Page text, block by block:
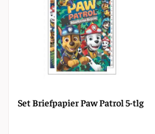
Set Briefpapier Paw Patrol 5-tlg